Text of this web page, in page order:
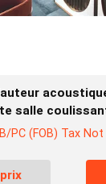
salle
PC (FOB) Tax